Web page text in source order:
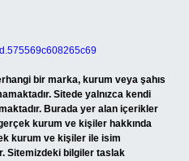
bir marka, kurum veya şahıs
Sitede yalnızca kendi
Burada yer alan içerikler
kurum ve kişiler hakkında
kurum ve kişiler ile isim
Sitemizdeki bilgiler taslak